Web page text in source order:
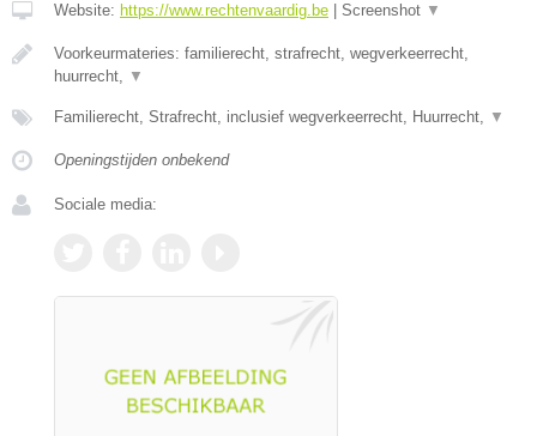
Website: https://www.rechtenvaardig.be Screenshot ▼
Voorkeurmateries: familierecht, strafrecht, wegverkeerrecht,
huurrecht, ▼
Familierecht, Strafrecht, inclusief wegverkeerrecht, Huurrecht, ▼
Openingstijden onbekend
Sociale media: